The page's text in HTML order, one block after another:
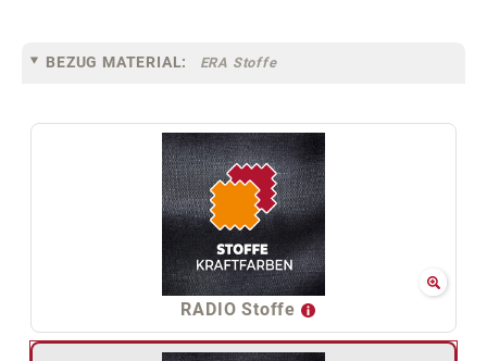
BEZUG MATERIAL: ERA Stoffe
RADIO Stoffe